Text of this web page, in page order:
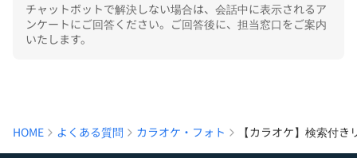
チャットボットで解決しない場合は、会話中に表示されるア
ンケートにご回答ください。ご回答後に、担当窓口をご案内
いたします。
HOME よくある質問 カラオケ・フォト 【カラオケ】検索付